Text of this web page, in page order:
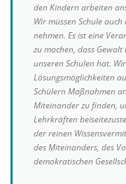
den Kindern arbeiten
Wir müssen Schule
nehmen. Es ist eine
zu machen, dass
unseren Schulen hat.
Lösungsmöglichkeiten
Schülern Maßnahmen
Miteinander zu finden,
Lehrkräften
der reinen
des Miteinanders, des
demokratischen